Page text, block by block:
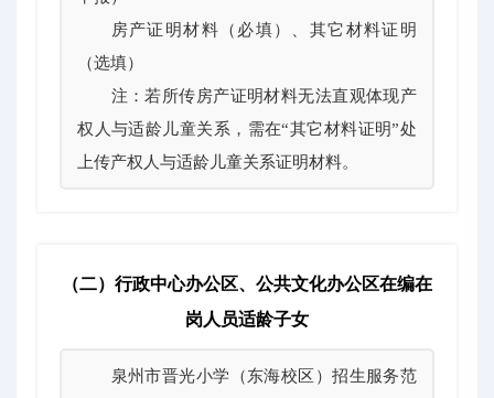
房产证明材料（必填）、其它材料证明
（选填）
注：若所传房产证明材料无法直观体现产
权人与适龄儿童关系，需在“其它材料证明”处
上传产权人与适龄儿童关系证明材料。
（二）行政中心办公区、公共文化办公区在编在
岗人员适龄子女
泉州市晋光小学（东海校区）招生服务范